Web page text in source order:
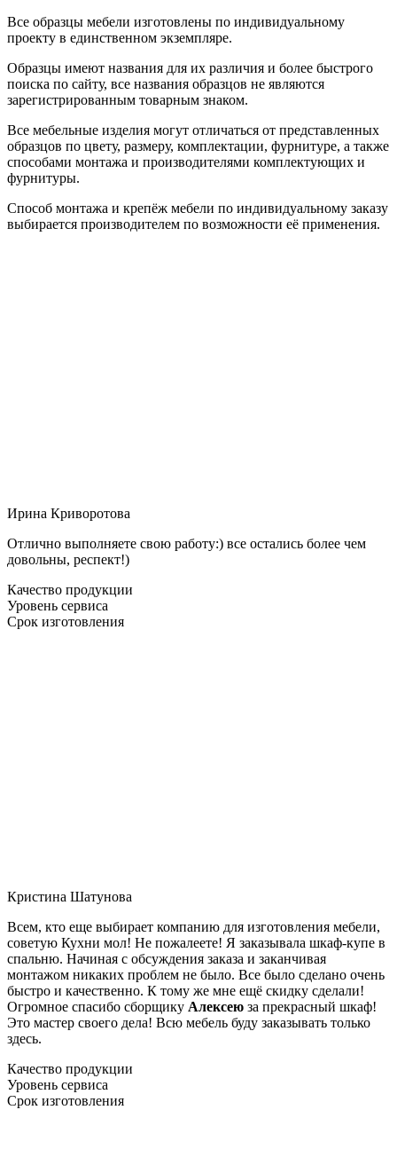
Все образцы мебели изготовлены по индивидуальному
проекту в единственном экземпляре.
Образцы имеют названия для их различия и более быстрого
поиска по сайту, все названия образцов не являются
зарегистрированным товарным знаком.
Все мебельные изделия могут отличаться от представленных
образцов по цвету, размеру, комплектации, фурнитуре, а также
способами монтажа и производителями комплектующих и
фурнитуры.
Способ монтажа и крепёж мебели по индивидуальному заказу
выбирается производителем по возможности её применения.
Ирина Криворотова
Отлично выполняете свою работу:) все остались более чем
довольны, респект!)
Качество продукции
Уровень сервиса
Срок изготовления
Кристина Шатунова
Всем, кто еще выбирает компанию для изготовления мебели,
советую Кухни мол! Не пожалеете! Я заказывала шкаф-купе в
спальню. Начиная с обсуждения заказа и заканчивая
монтажом никаких проблем не было. Все было сделано очень
быстро и качественно. К тому же мне ещё скидку сделали!
Огромное спасибо сборщику Алексею за прекрасный шкаф!
Это мастер своего дела! Всю мебель буду заказывать только
здесь.
Качество продукции
Уровень сервиса
Срок изготовления